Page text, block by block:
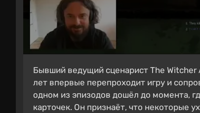
Бывший ведущий сценарист The Witcher
лет впервые перепроходит игру и
одном из эпизодов дошёл до момента,
карточек. Он признаёт, что некоторые